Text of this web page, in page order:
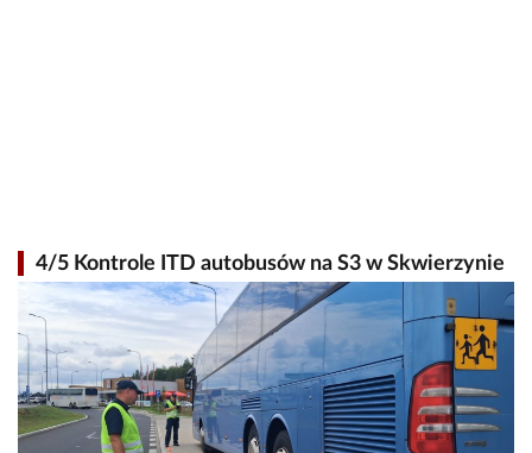
4/5 Kontrole ITD autobusów na S3 w Skwierzynie